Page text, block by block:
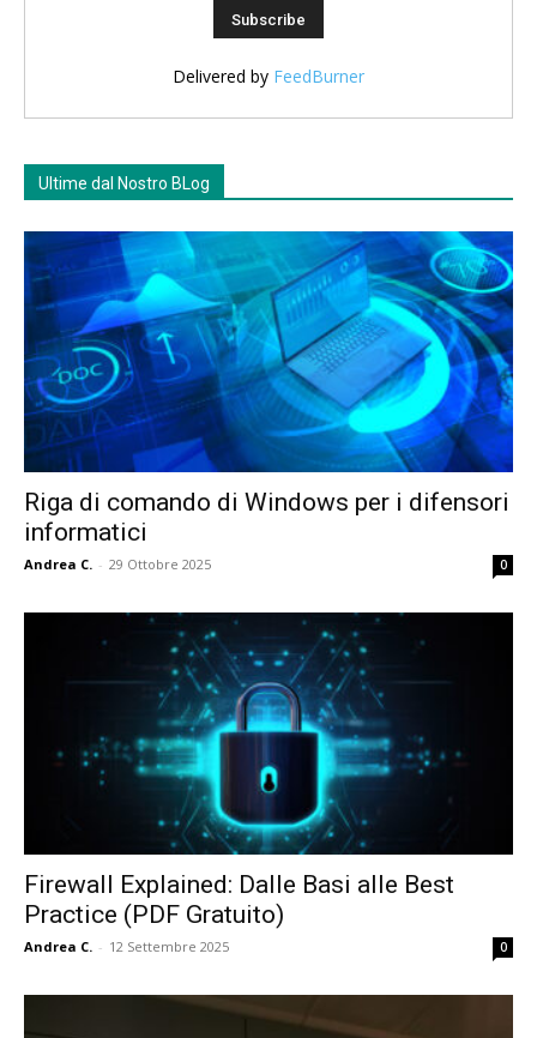
Delivered by FeedBurner
Ultime dal Nostro BLog
Riga di comando di Windows per i difensori
informatici
Andrea C. - 29 Ottobre 2025 0
Firewall Explained: Dalle Basi alle Best
Practice (PDF Gratuito)
Andrea C. - 12 Settembre 2025 0